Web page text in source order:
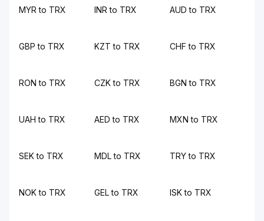
MYR to TRX INR to TRX AUD to TRX
GBP to TRX KZT to TRX CHF to TRX
RON to TRX CZK to TRX BGN to TRX
UAH to TRX AED to TRX MXN to TRX
SEK to TRX MDL to TRX TRY to TRX
NOK to TRX GEL to TRX ISK to TRX